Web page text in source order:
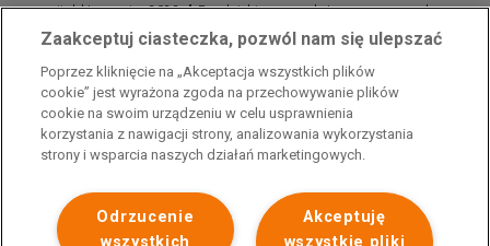
energii elektrycznej w 2023 r.”. Przedsiębiorca uzyskał pomoc w ramach
programu rządowego pod nazwą: „Pomoc dla sektorów energochłonnych
związana z nagłymi wzrostami cen gazu ziemnego i energii elektrycznej w
2022 r.”
Zaakceptuj ciasteczka, pozwól nam się ulepszać
Poprzez kliknięcie na „Akceptacja wszystkich plików
cookie” jest wyrażona zgoda na przechowywanie plików
cookie na swoim urządzeniu w celu usprawnienia
korzystania z nawigacji strony, analizowania wykorzystania
strony i wsparcia naszych działań marketingowych.
Akceptuję
wszystkie pliki
Odrzucenie
wszystkich